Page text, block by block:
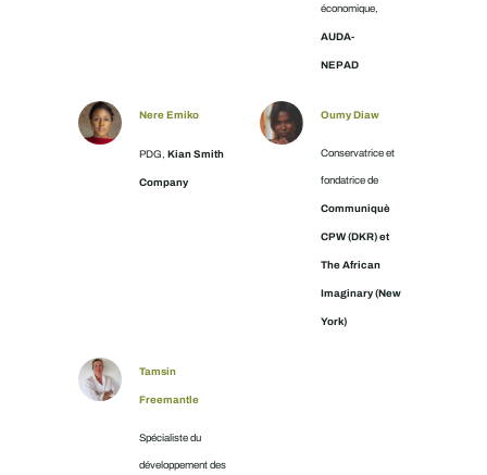
économique,
AUDA-
NEPAD
Nere Emiko
PDG, Kian Smith
Company
Oumy Diaw
Conservatrice et
fondatrice de
Communiquè
CPW (DKR) et
The African
Imaginary (New
York)
Tamsin
Freemantle
Spécialiste du
développement des